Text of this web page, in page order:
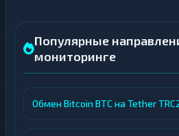
Популярные
мониторинге
Обмен Bitcoin BTC на Tether